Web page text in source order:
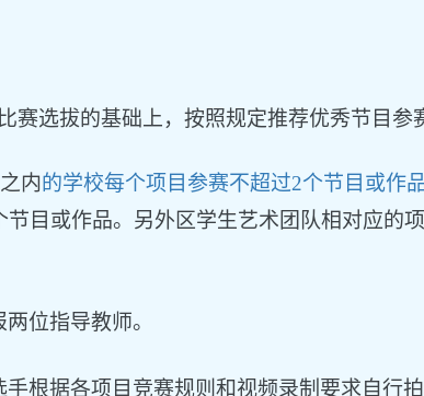
赛选拔的基础上，按照规定推荐优秀节目参
内的学校每个项目参赛不超过2个节目或作
目或作品。另外区学生艺术团队相对应的
位指导教师。
根据各项目竞赛规则和视频录制要求自行